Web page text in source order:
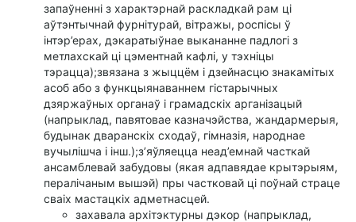
запаўненні з характэрнай раскладкай рам ці
аўтэнтычнай фурнітурай, вітражы, роспісы ў
інтэр’ерах, дэкаратыўнае выкананне падлогі з
метлахскай ці цэментнай кафлі, у тэхніцы
тэрацца);звязана з жыццём і дзейнасцю знакамітых
асоб або з функцыянаваннем гістарычных
дзяржаўных органаў і грамадскіх арганізацый
(напрыклад, павятовае казначэйства, жандармерыя,
будынак дваранскіх сходаў, гімназія, народнае
вучылішча і інш.);з’яўляецца неад’емнай часткай
ансамблевай забудовы (якая адпавядае крытэрыям,
пералічаным вышэй) пры частковай ці поўнай страце
сваіх мастацкіх адметнасцей.
захавала архітэктурны дэкор (напрыклад,